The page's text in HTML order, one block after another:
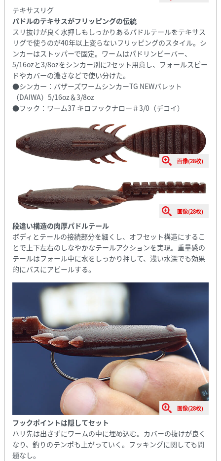
テキサスリグ
パドルのテキサスがフリッピングの伝統
スリ抜けが良く水押しもしっかりあるパドルテールをテキサス
リグで使うのが40年以上変らないフリッピングのスタイル。シ
ンカーはストッパーで固定。ワームはパドリンビーバー、
5/16ozと3/8ozをシンカー別に2セット用意し、フォールスピー
ドやカバーの濃さなどで使い分けた。
●シンカー：バザーズワームシンカーTG NEWバレット
（DAIWA）5/16oz＆3/8oz
●フック：ワーム37 キロフックナロー＃3/0（デコイ）
画像(28枚)
画像(28枚)
段違い構造の肉厚パドルテール
ボディとテールの接続部分を細くし、オフセット構造にするこ
とで上下左右のしなやかなテールアクションを実現。重量感の
テールはフォール中に水をしっかり押して、浅い水深でも効果
的にバスにアピールする。
画像(28枚)
フックポイントは隠してセット
ハリ先は出さずにワームの中に埋め込む。カバーの抜けが良く
なり、釣りのテンポも上がっていく。フッキングに関しても問
題なし。